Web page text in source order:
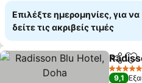
Επιλέξτε ημερομηνίες, για να
δείτε τις ακριβείς τιμές
5 Αστέρια
9,1